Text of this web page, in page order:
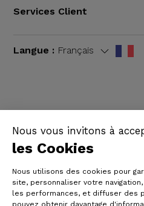
Nous vous invitons à
les Cookies
Nous utilisons des cookies pour
site, personnaliser votre
les performances, et diffuser des
pouvez obtenir davantage
Services Client
Langue : Français